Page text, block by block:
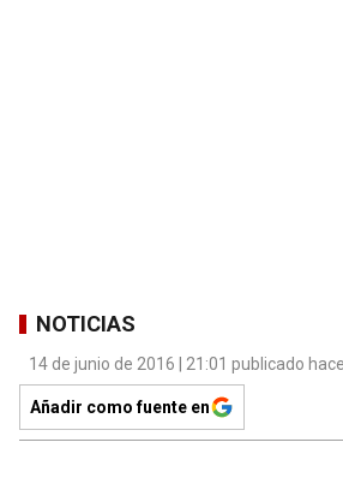
NOTICIAS
14 de junio de 2016 | 21:01 publicado
Añadir como fuente en